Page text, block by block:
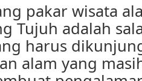
pakar wisata
Tujuh adalah
harus
alam yang